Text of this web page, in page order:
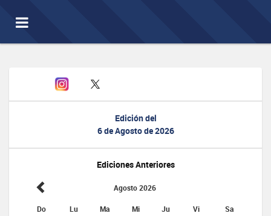
Toggle
navigation
Edición del
6 de Agosto de 2026
Ediciones Anteriores
Agosto 2026
Do Lu Ma Mi Ju Vi Sa